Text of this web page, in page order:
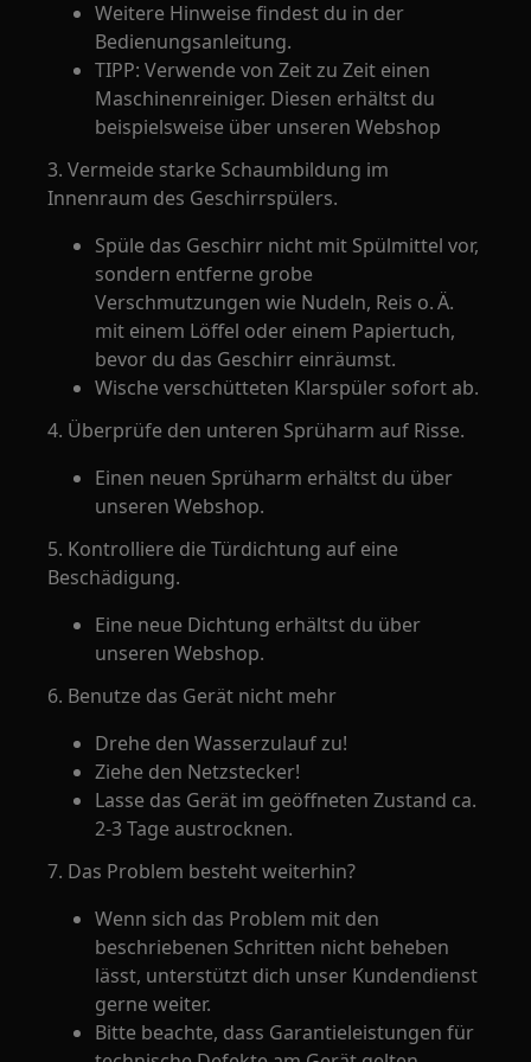
Weitere Hinweise findest du in der
Bedienungsanleitung.
TIPP: Verwende von Zeit zu Zeit einen
Maschinenreiniger. Diesen erhältst du
beispielsweise über unseren Webshop
3. Vermeide starke Schaumbildung im
Innenraum des Geschirrspülers.
Spüle das Geschirr nicht mit Spülmittel vor,
sondern entferne grobe
Verschmutzungen wie Nudeln, Reis o. Ä.
mit einem Löffel oder einem Papiertuch,
bevor du das Geschirr einräumst.
Wische verschütteten Klarspüler sofort ab.
4. Überprüfe den unteren Sprüharm auf Risse.
Einen neuen Sprüharm erhältst du über
unseren Webshop.
5. Kontrolliere die Türdichtung auf eine
Beschädigung.
Eine neue Dichtung erhältst du über
unseren Webshop.
6. Benutze das Gerät nicht mehr
Drehe den Wasserzulauf zu!
Ziehe den Netzstecker!
Lasse das Gerät im geöffneten Zustand ca.
2-3 Tage austrocknen.
7. Das Problem besteht weiterhin?
Wenn sich das Problem mit den
beschriebenen Schritten nicht beheben
lässt, unterstützt dich unser Kundendienst
gerne weiter.
Bitte beachte, dass Garantieleistungen für